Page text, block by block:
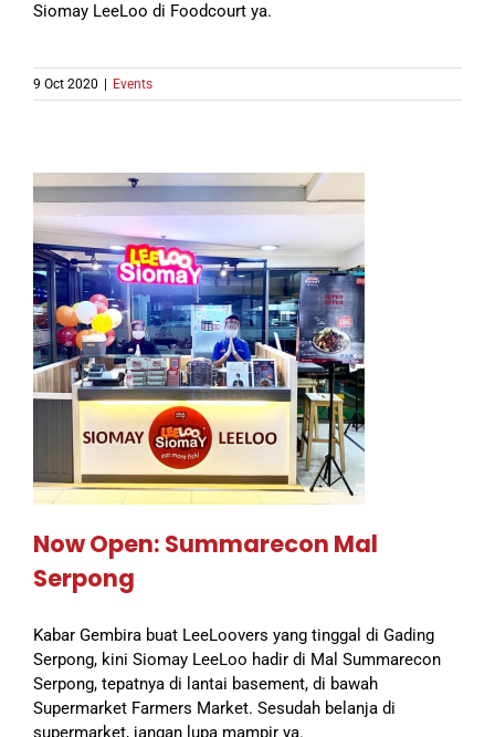
Siomay LeeLoo di Foodcourt ya.
9 Oct 2020 Events
Now Open: Summarecon Mal
Serpong
Kabar Gembira buat LeeLoovers yang tinggal di Gading
Serpong, kini Siomay LeeLoo hadir di Mal Summarecon
Serpong, tepatnya di lantai basement, di bawah
Supermarket Farmers Market. Sesudah belanja di
supermarket, jangan lupa mampir ya.